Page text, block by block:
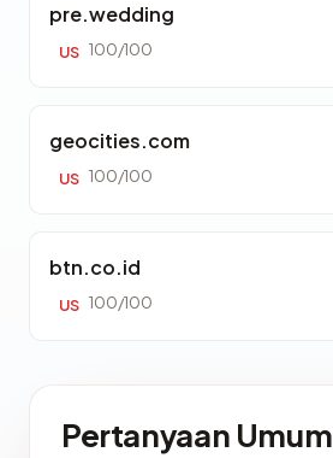
pre.wedding
US 100/100
geocities.com
US 100/100
btn.co.id
US 100/100
Pertanyaan Umum